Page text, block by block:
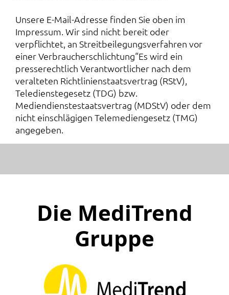
Unsere E-Mail-Adresse finden Sie oben im
Impressum. Wir sind nicht bereit oder
verpflichtet, an Streitbeilegungsverfahren vor
einer Verbraucherschlichtung“Es wird ein
presserechtlich Verantwortlicher nach dem
veralteten Richtlinienstaatsvertrag (RStV),
Teledienstegesetz (TDG) bzw.
Mediendienstestaatsvertrag (MDStV) oder dem
nicht einschlägigen Telemediengesetz (TMG)
angegeben.
Die MediTrend
Gruppe